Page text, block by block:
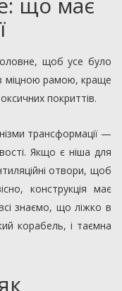
щоб усе було
міцною рамою, краще
покриттів.
трансформації —
Якщо є ніша для
отвори, щоб
конструкція має
знаємо, що ліжко в
корабель, і таємна